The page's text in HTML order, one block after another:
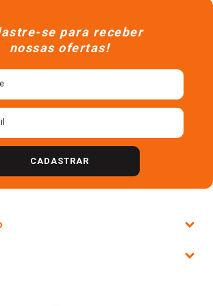
se para receber
nossas ofertas!
CADASTRAR